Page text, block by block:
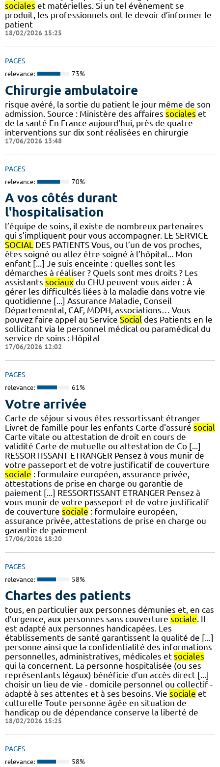
sociales et matérielles. Si un tel évènement se
produit, les professionnels ont le devoir d’informer le
patient
18/02/2026 15:25
PAGES
relevance: 73%
Chirurgie ambulatoire
risque avéré, la sortie du patient le jour même de son
admission. Source : Ministère des affaires sociales et
de la santé En France aujourd'hui, près de quatre
interventions sur dix sont réalisées en chirurgie
17/06/2026 13:48
PAGES
relevance: 70%
A vos côtés durant
l'hospitalisation
l’équipe de soins, il existe de nombreux partenaires
qui s’impliquent pour vous accompagner. LE SERVICE
SOCIAL DES PATIENTS Vous, ou l’un de vos proches,
êtes soigné ou allez être soigné à l’hôpital... Mon
enfant [...] Je suis enceinte : quelles sont les
démarches à réaliser ? Quels sont mes droits ? Les
assistants sociaux du CHU peuvent vous aider : À
gérer les difficultés liées à la maladie dans votre vie
quotidienne [...] Assurance Maladie, Conseil
Départemental, CAF, MDPH, associations… Vous
pouvez faire appel au Service Social des Patients en le
sollicitant via le personnel médical ou paramédical du
service de soins : Hôpital
17/06/2026 12:02
PAGES
relevance: 61%
Votre arrivée
Carte de séjour si vous êtes ressortissant étranger
Livret de famille pour les enfants Carte d'assuré social
Carte vitale ou attestation de droit en cours de
validité Carte de mutuelle ou attestation de Co [...]
RESSORTISSANT ETRANGER Pensez à vous munir de
votre passeport et de votre justificatif de couverture
sociale : formulaire européen, assurance privée,
attestations de prise en charge ou garantie de
paiement [...] RESSORTISSANT ETRANGER Pensez à
vous munir de votre passeport et de votre justificatif
de couverture sociale : formulaire européen,
assurance privée, attestations de prise en charge ou
garantie de paiement
17/06/2026 18:20
PAGES
relevance: 58%
Chartes des patients
tous, en particulier aux personnes démunies et, en cas
d’urgence, aux personnes sans couverture sociale. Il
est adapté aux personnes handicapées. Les
établissements de santé garantissent la qualité de [...]
personne ainsi que la confidentialité des informations
personnelles, administratives, médicales et sociales
qui la concernent. La personne hospitalisée (ou ses
représentants légaux) bénéficie d’un accès direct [...]
choisir un lieu de vie - domicile personnel ou collectif -
adapté à ses attentes et à ses besoins. Vie sociale et
culturelle Toute personne âgée en situation de
handicap ou de dépendance conserve la liberté de
18/02/2026 15:25
PAGES
relevance: 58%